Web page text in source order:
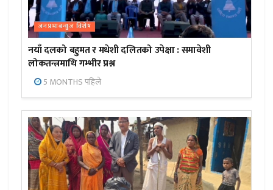
जनप्रभाबन्युज विशेष
नयाँ दलको बहुमत र मधेशी दलितको उपेक्षा : समावेशी
लोकतन्त्रमाथि गम्भीर प्रश्न
5 MONTHS पहिले